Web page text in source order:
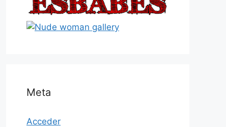
Meta
Acceder